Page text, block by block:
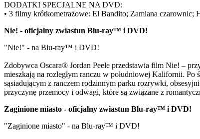
DODATKI SPECJALNE NA DVD:
• 3 filmy krótkometrażowe: El Bandito; Zamiana czarownic;
Nie! - oficjalny zwiastun Blu-ray™ i DVD!
"Nie!" - na Blu-ray™ i DVD!
Zdobywca Oscara® Jordan Peele przedstawia film Nie! –
mieszkają na rozległym ranczu w południowej Kalifornii.
sąsiadującym z ranczem rodzinnym parku rozrywki,
przyczynę przemocy i odwagi, które są związane z
Zaginione miasto - oficjalny zwiastun Blu-ray™ i DVD!
"Zaginione miasto" - na Blu-ray™ i DVD!